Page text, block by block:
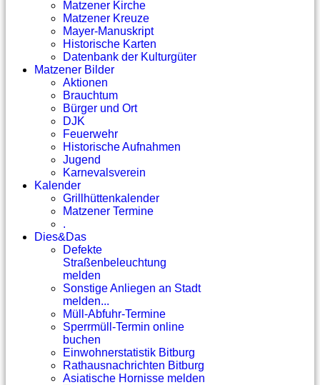
Matzener Kirche
Matzener Kreuze
Mayer-Manuskript
Historische Karten
Datenbank der Kulturgüter
Matzener Bilder
Aktionen
Brauchtum
Bürger und Ort
DJK
Feuerwehr
Historische Aufnahmen
Jugend
Karnevalsverein
Kalender
Grillhüttenkalender
Matzener Termine
.
Dies&Das
Defekte
Straßenbeleuchtung
melden
Sonstige Anliegen an Stadt
melden...
Müll-Abfuhr-Termine
Sperrmüll-Termin online
buchen
Einwohnerstatistik Bitburg
Rathausnachrichten Bitburg
Asiatische Hornisse melden